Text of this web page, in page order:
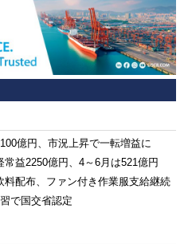
億円、市況上昇で一転増益に
益2250億円、4～6月は521億円
配布、ファン付き作業服支給継続
で国交省認定